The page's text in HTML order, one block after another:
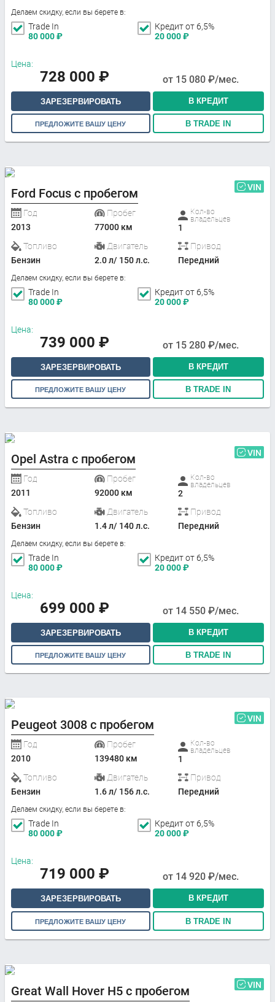
Делаем скидку, если вы берете в:
Trade In
80 000₽
Кредит от 6,5%
20 000₽
Цена:
728 000 ₽ от 15 080 ₽/мес.
ЗАРЕЗЕРВИРОВАТЬ В КРЕДИТ
ПРЕДЛОЖИТЕ ВАШУ ЦЕНУ В TRADE IN
Ford Focus с пробегом VIN
Год
2013
Пробег
77000 км
Кол-во
владельцев
1
Топливо
Бензин
Двигатель
2.0 л/ 150 л.с.
Привод
Передний
Делаем скидку, если вы берете в:
Trade In
80 000₽
Кредит от 6,5%
20 000₽
Цена:
739 000 ₽ от 15 280 ₽/мес.
ЗАРЕЗЕРВИРОВАТЬ В КРЕДИТ
ПРЕДЛОЖИТЕ ВАШУ ЦЕНУ В TRADE IN
Opel Astra с пробегом VIN
Год
2011
Пробег
92000 км
Кол-во
владельцев
2
Топливо
Бензин
Двигатель
1.4 л/ 140 л.с.
Привод
Передний
Делаем скидку, если вы берете в:
Trade In
80 000₽
Кредит от 6,5%
20 000₽
Цена:
699 000 ₽ от 14 550 ₽/мес.
ЗАРЕЗЕРВИРОВАТЬ В КРЕДИТ
ПРЕДЛОЖИТЕ ВАШУ ЦЕНУ В TRADE IN
Peugeot 3008 с пробегом VIN
Год
2010
Пробег
139480 км
Кол-во
владельцев
1
Топливо
Бензин
Двигатель
1.6 л/ 156 л.с.
Привод
Передний
Делаем скидку, если вы берете в:
Trade In
80 000₽
Кредит от 6,5%
20 000₽
Цена:
719 000 ₽ от 14 920 ₽/мес.
ЗАРЕЗЕРВИРОВАТЬ В КРЕДИТ
ПРЕДЛОЖИТЕ ВАШУ ЦЕНУ В TRADE IN
Great Wall Hover H5 с пробегом VIN